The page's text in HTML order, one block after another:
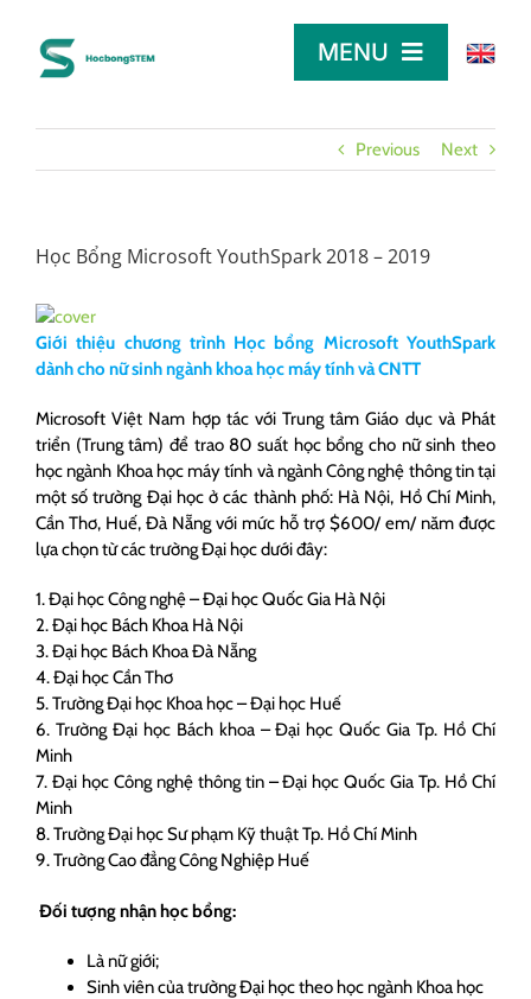
content
MENU
LỜI KHUYÊN
DÀNH CHO NHÀ TÀI TRỢ
Previous Next
Học Bổng Microsoft YouthSpark 2018 – 2019
Giới thiệu chương trình Học bổng Microsoft YouthSpark
dành cho nữ sinh ngành khoa học máy tính và CNTT
Microsoft Việt Nam hợp tác với Trung tâm Giáo dục và Phát
triển (Trung tâm) để trao 80 suất học bổng cho nữ sinh theo
học ngành Khoa học máy tính và ngành Công nghệ thông tin tại
một số trường Đại học ở các thành phố: Hà Nội, Hồ Chí Minh,
Cần Thơ, Huế, Đà Nẵng với mức hỗ trợ $600/ em/ năm được
lựa chọn từ các trường Đại học dưới đây:
1. Đại học Công nghệ – Đại học Quốc Gia Hà Nội
2. Đại học Bách Khoa Hà Nội
3. Đại học Bách Khoa Đà Nẵng
4. Đại học Cần Thơ
5. Trường Đại học Khoa học – Đại học Huế
6. Trường Đại học Bách khoa – Đại học Quốc Gia Tp. Hồ Chí
Minh
7. Đại học Công nghệ thông tin – Đại học Quốc Gia Tp. Hồ Chí
Minh
8. Trường Đại học Sư phạm Kỹ thuật Tp. Hồ Chí Minh
9. Trường Cao đẳng Công Nghiệp Huế
Đối tượng nhận học bổng:
Là nữ giới;
Sinh viên của trường Đại học theo học ngành Khoa học